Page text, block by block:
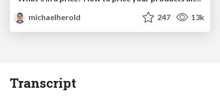
michaelherold
247 13k
Transcript